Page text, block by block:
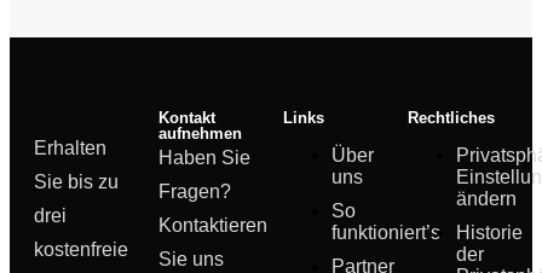
Erhalten
Sie bis zu
drei
kostenfreie
Kontakt
aufnehmen
Haben Sie
Fragen?
Kontaktieren
Sie uns
Links
Über
uns
So
funktioniert’s
Partner
Rechtliches
ändern
Historie
der